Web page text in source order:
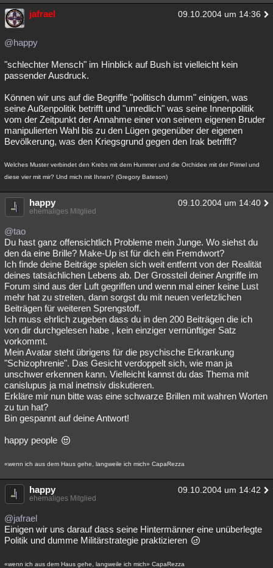
jafrael 09.10.2004 um 14:36
@happy
"schlechter Mensch" im Hinblick auf Bush ist vielleicht kein
passender Ausdruck.
Können wir uns auf die Begriffe "politisch dumm" einigen, was
seine Außenpolitik betrifft und "unredlich" was seine Innenpolitik
vom der Zeitpunkt der Annahme einer von seinem eigenen Bruder
manipulierten Wahl bis zu den Lügen gegenüber der eigenen
Bevölkerung, was den Kriegsgrund gegen den Irak betrifft?
Welches Muster verbindet den Krebs mit dem Hummer und die Orchidee mit der Primel und
diese vier mit mir? Und mich mit Ihnen? (Gregory Bateson)
happy 09.10.2004 um 14:40
ehemaliges Mitglied
@tao
Du hast ganz offensichtlich Probleme mein Junge. Wo siehst du
den da eine Brille? Make-Up ist für dich ein Fremdwort?
Ich finde deine Beiträge spielen sich weit entfernt von der Realität
deines tatsächlichen Lebens ab. Der Grossteil deiner Angriffe im
Forum sind aus der Luft gegriffen und wenn mal einer keine Lust
mehr hat zu streiten, dann sorgst du mit neuen verletzlichen
Beiträgen für weiteren Sprengstoff.
Ich muss ehrlich zugeben dass du in den 200 Beiträgen die ich
von dir durchgelesen habe , kein einziger vernünftiger Satz
vorkommt.
Mein Avatar steht übrigens für die psychische Erkrankung
"Schizophrenie". Das Gesicht verdoppelt sich, wie man ja
unschwer erkennen kann. Vielleicht kannst du das Thema mit
canislupus ja mal inetnsiv diskutieren.
Erkläre mir nun bitte was eine schwarze Brillen mit wahren Worten
zu tun hat?
Bin gespannt auf deine Antwort!
happy people
«wenn ich aus dem Haus gehe, langweile ich mich» CapaRezza
happy 09.10.2004 um 14:42
ehemaliges Mitglied
@jafrael
Einigen wir uns darauf dass seine Hintermänner eine unüberlegte
Politik und dumme Militärstrategie praktizieren
«wenn ich aus dem Haus gehe, langweile ich mich» CapaRezza